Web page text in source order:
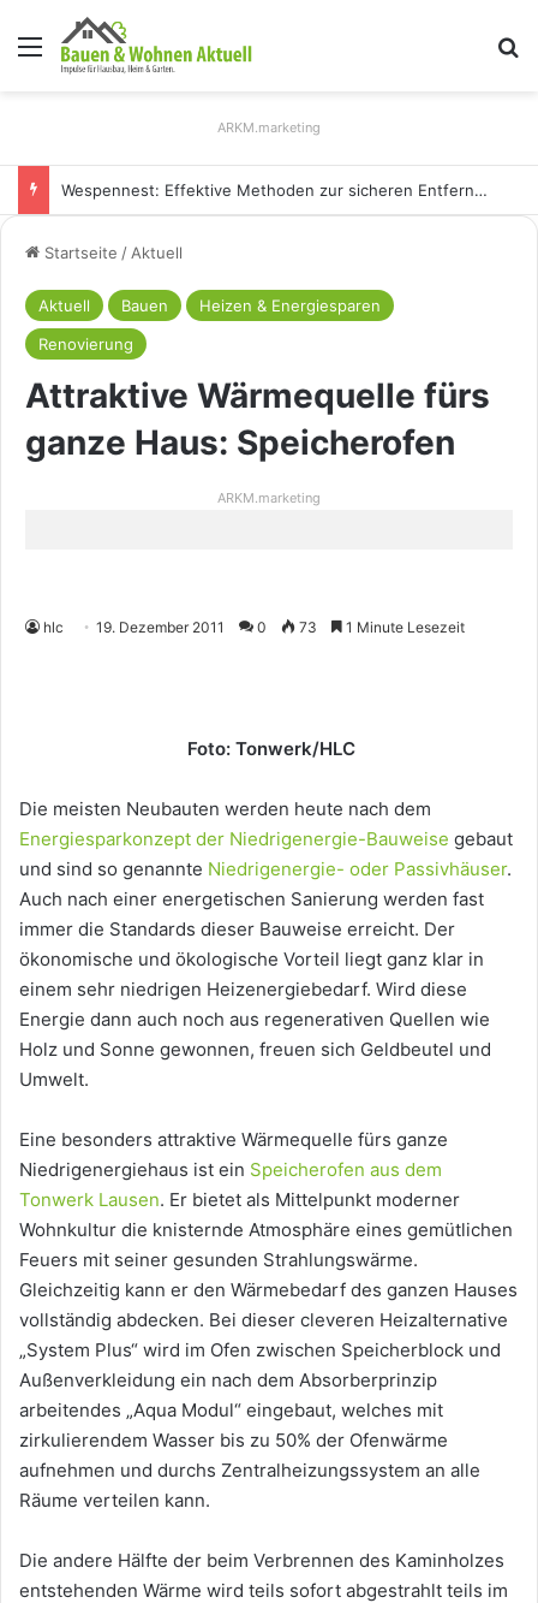
Menü
ARKM.marketing
Wespennest: Effektive Methoden zur sicheren Entfernung
Startseite / Aktuell
Aktuell Bauen
Heizen & Energiesparen
Renovierung
Attraktive Wärmequelle fürs
ganze Haus: Speicherofen
ARKM.marketing
hlc 19. Dezember 2011 0 73 1 Minute Lesezeit
Foto: Tonwerk/HLC
Die meisten Neubauten werden heute nach dem
Energiesparkonzept der Niedrigenergie-Bauweise gebaut
und sind so genannte Niedrigenergie- oder Passivhäuser.
Auch nach einer energetischen Sanierung werden fast
immer die Standards dieser Bauweise erreicht. Der
ökonomische und ökologische Vorteil liegt ganz klar in
einem sehr niedrigen Heizenergiebedarf. Wird diese
Energie dann auch noch aus regenerativen Quellen wie
Holz und Sonne gewonnen, freuen sich Geldbeutel und
Umwelt.
Eine besonders attraktive Wärmequelle fürs ganze
Niedrigenergiehaus ist ein Speicherofen aus dem
Tonwerk Lausen. Er bietet als Mittelpunkt moderner
Wohnkultur die knisternde Atmosphäre eines gemütlichen
Feuers mit seiner gesunden Strahlungswärme.
Gleichzeitig kann er den Wärmebedarf des ganzen Hauses
vollständig abdecken. Bei dieser cleveren Heizalternative
„System Plus“ wird im Ofen zwischen Speicherblock und
Außenverkleidung ein nach dem Absorberprinzip
arbeitendes „Aqua Modul“ eingebaut, welches mit
zirkulierendem Wasser bis zu 50% der Ofenwärme
aufnehmen und durchs Zentralheizungssystem an alle
Räume verteilen kann.
Die andere Hälfte der beim Verbrennen des Kaminholzes
entstehenden Wärme wird teils sofort abgestrahlt teils im